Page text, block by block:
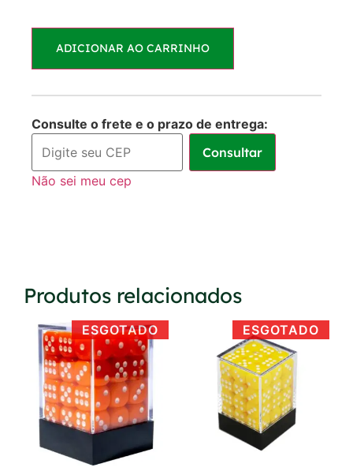
1x de R$30,00
sem juros
ADICIONAR AO CARRINHO
Consulte o frete e o prazo de entrega:
Consultar
Não sei meu cep
Produtos relacionados
ESGOTADO ESGOTADO